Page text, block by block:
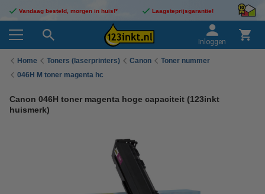
Vandaag besteld, morgen in huis!* Laagsteprijsgarantie!
Inloggen
Home Toners (laserprinters) Canon
Toner nummer
046H M toner magenta hc
Canon 046H toner magenta hoge capaciteit (123inkt
huismerk)